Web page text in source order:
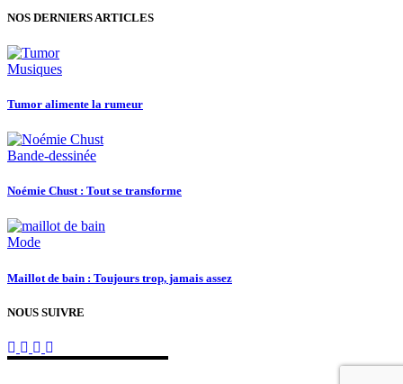
NOS DERNIERS ARTICLES
Musiques
Tumor alimente la rumeur
Bande-dessinée
Noémie Chust : Tout se transforme
Mode
Maillot de bain : Toujours trop, jamais assez
NOUS SUIVRE